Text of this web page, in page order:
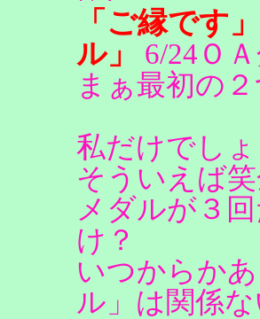
「ご縁です
ル」
6/24Ｏ
まぁ最初の
私だけでしょ
そういえば
メダルが３
け？
いつからか
ル」は関係